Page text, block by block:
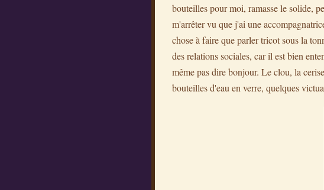
bouteilles pour moi, ramasse le solide,
m'arrêter vu que j'ai une
chose à faire que parler tricot sous la
des relations sociales, car il est bien
même pas dire bonjour. Le clou, la
bouteilles d'eau en verre, quelques